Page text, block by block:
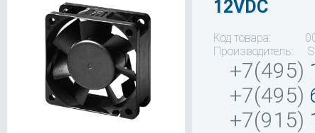
12VDC
Код товара:
Производитель:
+7(495)
+7(495)
+7(915)